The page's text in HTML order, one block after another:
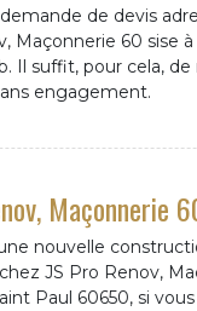
de devis
Maçonnerie 60 sise
Il suffit, pour cela,
engagement.
Maçonnerie
nouvelle
JS Pro Renov,
Paul 60650, si